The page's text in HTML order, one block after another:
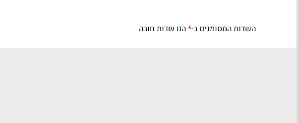
השדות המסומנים ב-*הם שדות חובה